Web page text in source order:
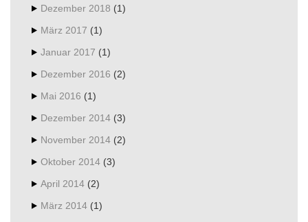
Dezember 2018 (1)
März 2017 (1)
Januar 2017 (1)
Dezember 2016 (2)
Mai 2016 (1)
Dezember 2014 (3)
November 2014 (2)
Oktober 2014 (3)
April 2014 (2)
März 2014 (1)